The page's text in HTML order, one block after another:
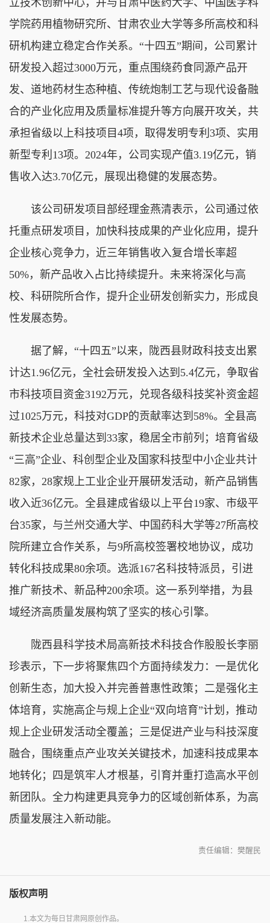
学院药用植物研究所、甘肃农业大学等多所高校和科
研机构建立稳定合作关系。“十四五”期间，公司累计
研发投入超过3000万元，重点围绕药食同源产品开
发、道地药材生态种植、传统炮制工艺与现代设备融
合的产业化应用及质量标准提升等方向展开攻关，共
承担省级以上科技项目4项，取得发明专利3项、实用
新型专利13项。2024年，公司实现产值3.19亿元，销
售收入达3.70亿元，展现出稳健的发展态势。
该公司研发项目部经理金燕清表示，公司通过依
托重点研发项目，加快科技成果的产业化应用，提升
企业核心竞争力，近三年销售收入复合增长率超
50%，新产品收入占比持续提升。未来将深化与高
校、科研院所合作，提升企业研发创新实力，形成良
性发展态势。
据了解，“十四五”以来，陇西县财政科技支出累
计达1.96亿元，全社会研发投入达到5.4亿元，争取省
市科技项目资金3192万元，兑现各级科技奖补资金超
过1025万元，科技对GDP的贡献率达到58%。全县高
新技术企业总量达到33家，稳居全市前列；培育省级
“三高”企业、科创型企业及国家科技型中小企业共计
82家，28家规上工业企业开展研发活动，新产品销售
收入近36亿元。全县建成省级以上平台19家、市级平
台35家，与兰州交通大学、中国药科大学等27所高校
院所建立合作关系，与9所高校签署校地协议，成功
转化科技成果80余项。选派167名科技特派员，引进
推广新技术、新品种200余项。这一系列举措，为县
域经济高质量发展构筑了坚实的核心引擎。
陇西县科学技术局高新技术科技合作股股长李丽
珍表示，下一步将聚焦四个方面持续发力：一是优化
创新生态，加大投入并完善普惠性政策；二是强化主
体培育，实施高企与规上企业“双向培育”计划，推动
规上企业研发活动全覆盖；三是促进产业与科技深度
融合，围绕重点产业攻关关键技术，加速科技成果本
地转化；四是筑牢人才根基，引育并重打造高水平创
新团队。全力构建更具竞争力的区域创新体系，为高
质量发展注入新动能。
责任编辑：樊醒民
版权声明
1.本文为每日甘肃网原创作品。